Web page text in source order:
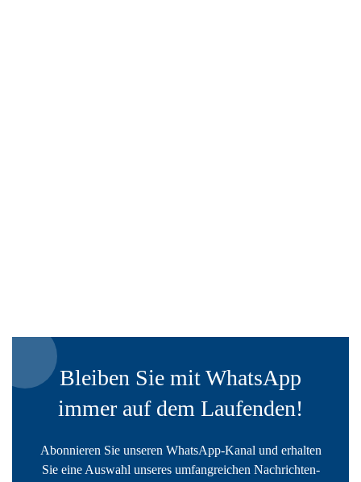
Bleiben Sie mit WhatsApp
immer auf dem Laufenden!
Abonnieren Sie unseren WhatsApp-Kanal und erhalten
Sie eine Auswahl unseres umfangreichen Nachrichten-